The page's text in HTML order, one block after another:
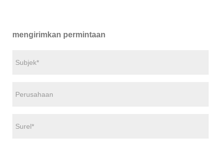
mengirimkan permintaan